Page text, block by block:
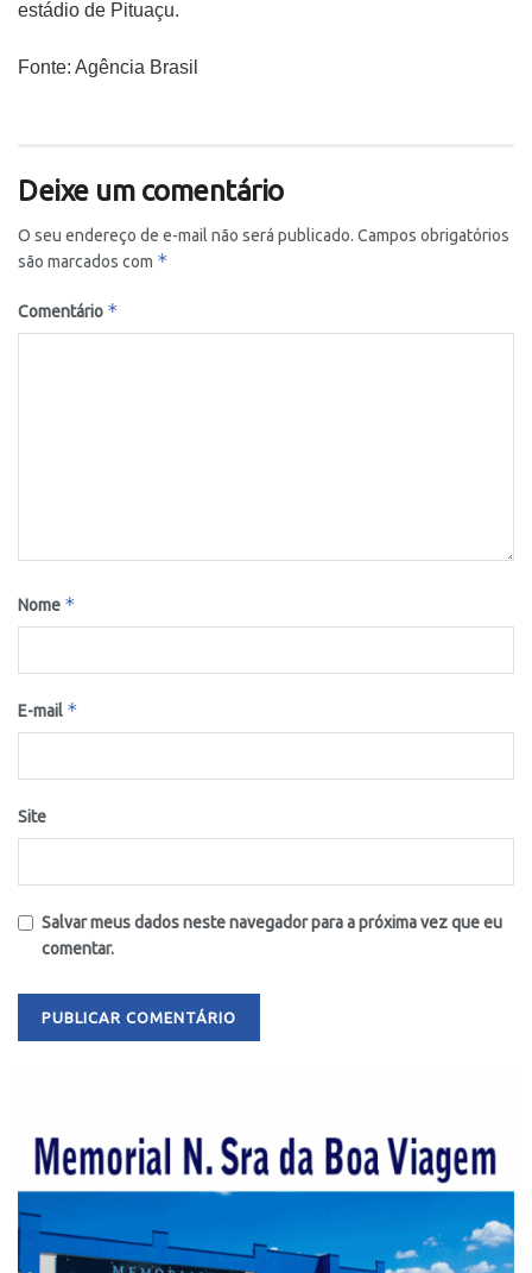
estádio de Pituaçu.
Fonte: Agência Brasil
Deixe um comentário
O seu endereço de e-mail não será publicado. Campos obrigatórios
são marcados com *
Comentário *
Nome *
E-mail *
Site
Salvar meus dados neste navegador para a próxima vez que eu
comentar.